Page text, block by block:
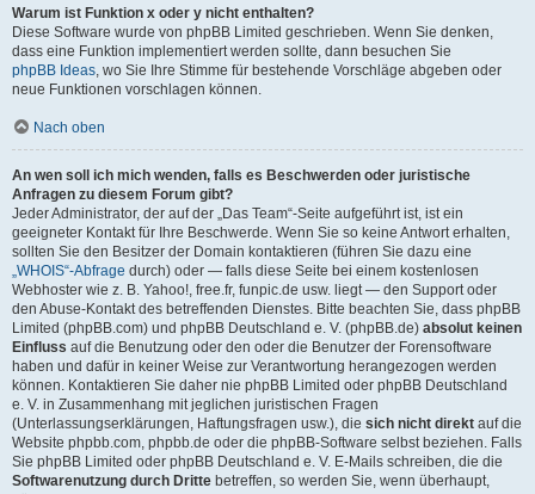
Warum ist Funktion x oder y nicht enthalten?
Diese Software wurde von phpBB Limited geschrieben. Wenn Sie denken,
dass eine Funktion implementiert werden sollte, dann besuchen Sie
phpBB Ideas, wo Sie Ihre Stimme für bestehende Vorschläge abgeben oder
neue Funktionen vorschlagen können.
Nach oben
An wen soll ich mich wenden, falls es Beschwerden oder juristische
Anfragen zu diesem Forum gibt?
Jeder Administrator, der auf der „Das Team“-Seite aufgeführt ist, ist ein
geeigneter Kontakt für Ihre Beschwerde. Wenn Sie so keine Antwort erhalten,
sollten Sie den Besitzer der Domain kontaktieren (führen Sie dazu eine
„WHOIS“-Abfrage durch) oder — falls diese Seite bei einem kostenlosen
Webhoster wie z. B. Yahoo!, free.fr, funpic.de usw. liegt — den Support oder
den Abuse-Kontakt des betreffenden Dienstes. Bitte beachten Sie, dass phpBB
Limited (phpBB.com) und phpBB Deutschland e. V. (phpBB.de) absolut keinen
Einfluss auf die Benutzung oder den oder die Benutzer der Forensoftware
haben und dafür in keiner Weise zur Verantwortung herangezogen werden
können. Kontaktieren Sie daher nie phpBB Limited oder phpBB Deutschland
e. V. in Zusammenhang mit jeglichen juristischen Fragen
(Unterlassungserklärungen, Haftungsfragen usw.), die sich nicht direkt auf die
Website phpbb.com, phpbb.de oder die phpBB-Software selbst beziehen. Falls
Sie phpBB Limited oder phpBB Deutschland e. V. E-Mails schreiben, die die
Softwarenutzung durch Dritte betreffen, so werden Sie, wenn überhaupt,